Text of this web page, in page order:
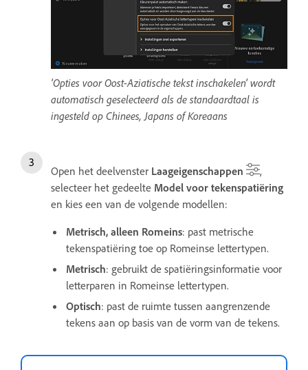
'Opties voor Oost-Aziatische tekst inschakelen' wordt
automatisch geselecteerd als de standaardtaal is
ingesteld op Chinees, Japans of Koreaans
Open het deelvenster Laageigenschappen
,
selecteer het gedeelte Model voor tekenspatiëring
en kies een van de volgende modellen:
Metrisch, alleen Romeins: past metrische
tekenspatiëring toe op Romeinse lettertypen.
Metrisch: gebruikt de spatiëringsinformatie voor
letterparen in Romeinse lettertypen.
Optisch: past de ruimte tussen aangrenzende
tekens aan op basis van de vorm van de tekens.